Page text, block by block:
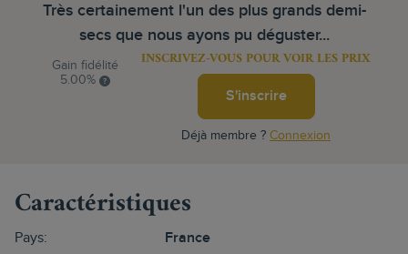
Très certainement l'un des plus grands demi-
secs que nous ayons pu déguster...
Gain fidélité
5.00%
INSCRIVEZ-VOUS POUR VOIR LES PRIX
S'inscrire
Déjà membre ? Connexion
Caractéristiques
Pays: France